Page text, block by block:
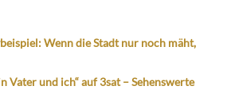
Wenn die Stadt nur noch mäht,
Vater und ich“ auf 3sat – Sehenswerte